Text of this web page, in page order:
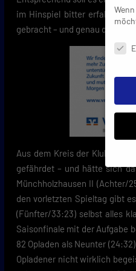
im Hinspiel bitter erfahren.
gebracht – und genau das
Aus dem Kreis der Klubs,
gefährdet – und hätte sich
Münchholzhausen II (Achter/
den vorletzten Spieltag gibt
(Fünfter/33:23) selbst alles
Saisonfinale mit der Aufgabe
82 Opladen als Neunter
Opladener nicht wirklich Mit